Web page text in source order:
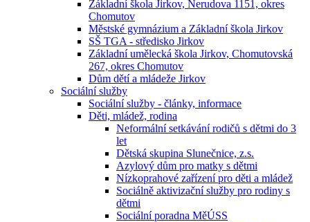
Základní škola Jirkov, Nerudova 1151, okres
Chomutov
Městské gymnázium a Základní škola Jirkov
SŠ TGA - středisko Jirkov
Základní umělecká škola Jirkov, Chomutovská
267, okres Chomutov
Dům dětí a mládeže Jirkov
Sociální služby
Sociální služby - články, informace
Děti, mládež, rodina
Neformální setkávání rodičů s dětmi do 3
let
Dětská skupina Slunečnice, z.s.
Azylový dům pro matky s dětmi
Nízkoprahové zařízení pro děti a mládež
Sociálně aktivizační služby pro rodiny s
dětmi
Sociální poradna MěÚSS